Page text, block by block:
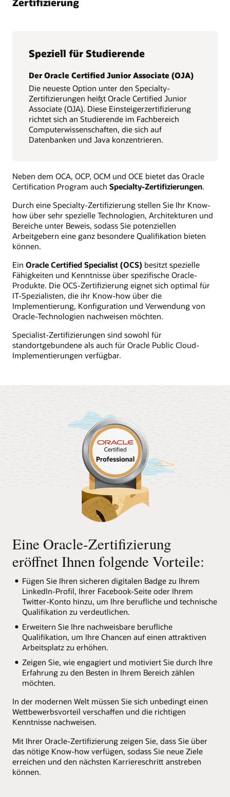
Speziell für Studierende
Der Oracle Certified Junior Associate (OJA)
Die neueste Option unter den Specialty-
Zertifizierungen heißt Oracle Certified Junior
Associate (OJA). Diese Einsteigerzertifizierung
richtet sich an Studierende im Fachbereich
Computerwissenschaften, die sich auf
Datenbanken und Java konzentrieren.
Neben dem OCA, OCP, OCM und OCE bietet das Oracle
Certification Program auch Specialty-Zertifizierungen.
Durch eine Specialty-Zertifizierung stellen Sie Ihr Know-
how über sehr spezielle Technologien, Architekturen und
Bereiche unter Beweis, sodass Sie potenziellen
Arbeitgebern eine ganz besondere Qualifikation bieten
können.
Ein Oracle Certified Specialist (OCS) besitzt spezielle
Fähigkeiten und Kenntnisse über spezifische Oracle-
Produkte. Die OCS-Zertifizierung eignet sich optimal für
IT-Spezialisten, die ihr Know-how über die
Implementierung, Konfiguration und Verwendung von
Oracle-Technologien nachweisen möchten.
Specialist-Zertifizierungen sind sowohl für
standortgebundene als auch für Oracle Public Cloud-
Implementierungen verfügbar.
Eine Oracle-Zertifizierung
eröffnet Ihnen folgende Vorteile:
Fügen Sie Ihren sicheren digitalen Badge zu Ihrem
LinkedIn-Profil, Ihrer Facebook-Seite oder Ihrem
Twitter-Konto hinzu, um Ihre berufliche und technische
Qualifikation zu verdeutlichen.
Erweitern Sie Ihre nachweisbare berufliche
Qualifikation, um Ihre Chancen auf einen attraktiven
Arbeitsplatz zu erhöhen.
Zeigen Sie, wie engagiert und motiviert Sie durch Ihre
Erfahrung zu den Besten in Ihrem Bereich zählen
möchten.
In der modernen Welt müssen Sie sich unbedingt einen
Wettbewerbsvorteil verschaffen und die richtigen
Kenntnisse nachweisen.
Mit Ihrer Oracle-Zertifizierung zeigen Sie, dass Sie über
das nötige Know-how verfügen, sodass Sie neue Ziele
erreichen und den nächsten Karriereschritt anstreben
können.